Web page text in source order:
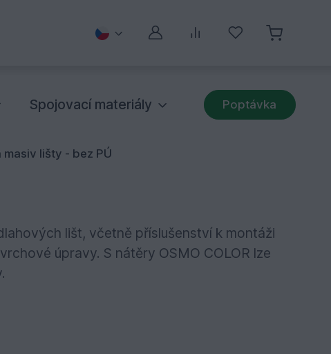
Můj účetPorovnávání
Oblíbené
Spojovací materiály Poptávka
masiv lišty - bez PÚ
lišt, včetně příslušenství k montáži
úpravy. S nátěry OSMO COLOR lze